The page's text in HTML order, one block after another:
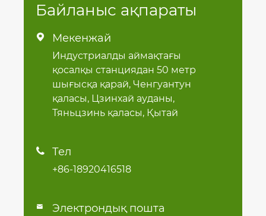
Байланыс ақпараты
 Мекенжай
Индустриалды аймақтағы
қосалқы станциядан 50 метр
шығысқа қарай, Ченгуантун
қаласы, Цзинхай ауданы,
Тяньцзинь қаласы, Қытай
 Тел
+86-18920416518
 Электрондық пошта